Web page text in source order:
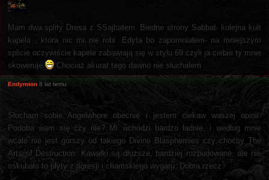
Mam dwa splity Dresa z SSajbatem. Biedne strony Sabbat- kolejna kult
kapela , która nic mi nie robi. Edyta bo zapomniałem- na mniejszym
splicie oczywiście kapele zabawiają się w stylu 69 czyli ja ciebie ty mnie
skoweruje
Chociaż akurat tego dawno nie słuchalem
Endymion 8 lat temu
Słucham sobie Angelwhore obecnie i jestem ciekaw waszej opinii.
Podoba wam się czy nie? Mi wchodzi bardzo ładnie, i według mnie
wcale nie jest gorszy od takiego Divine Blasphemies czy choćby The
Arts of Destruction. Kawałki są dłuższe, bardziej rozbudowane, ale nie
oskubało to płyty z agresji i chamskiego wygaru. Dobra rzecz.